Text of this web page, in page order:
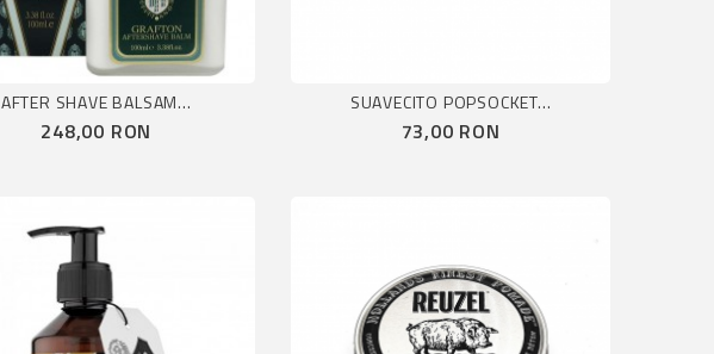
AFTER SHAVE BALSAM...
Pret
248,00 RON
SUAVECITO POPSOCKET...
Pret
73,00 RON